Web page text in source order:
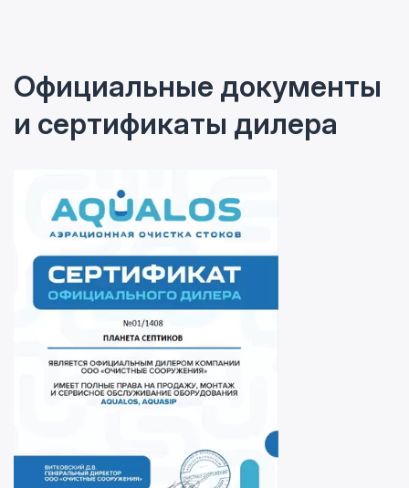
Официальные документы
и сертификаты дилера